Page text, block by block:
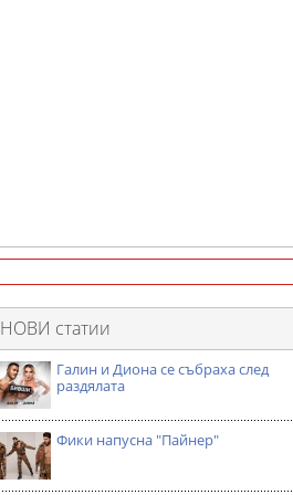
НОВИ статии
Галин и Диона се събраха след
раздялата
Фики напусна "Пайнер"